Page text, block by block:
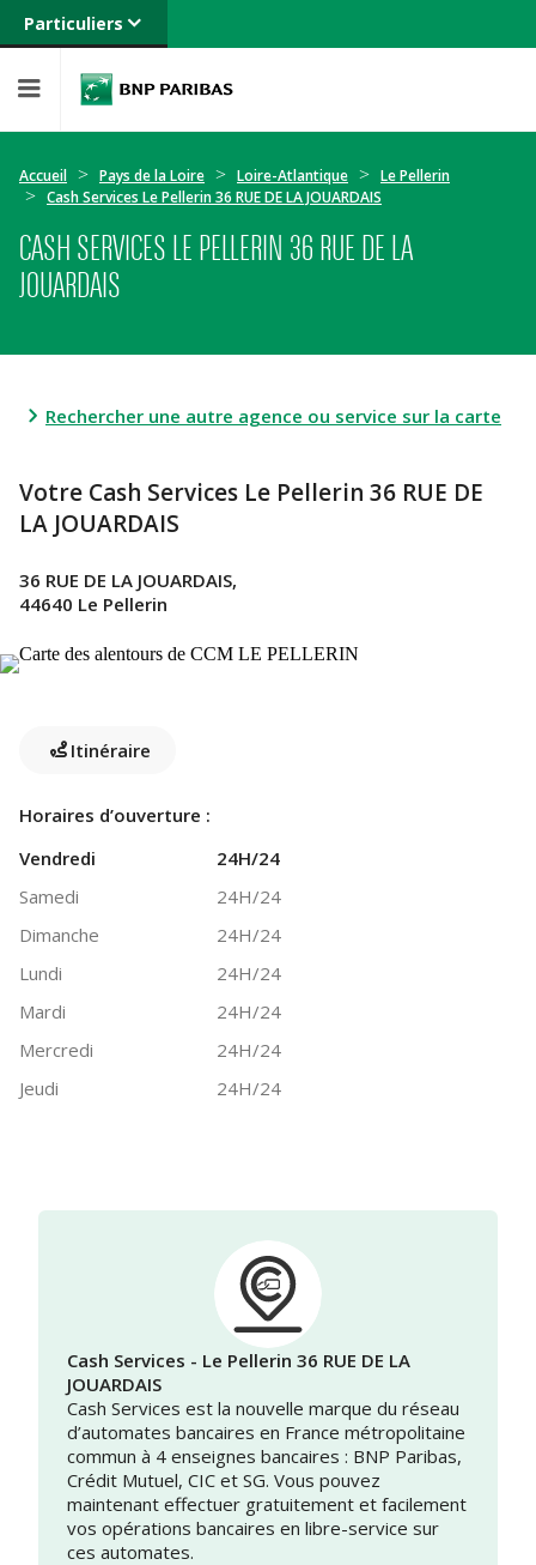
Particuliers
Banque privée
Entreprises
Accueil Pays de la Loire Loire-Atlantique
Le Pellerin
Cash Services Le Pellerin 36 RUE DE LA JOUARDAIS
CASH SERVICES LE PELLERIN 36 RUE DE LA
JOUARDAIS
Rechercher une autre agence ou service sur la carte
Votre Cash Services Le Pellerin 36 RUE DE
LA JOUARDAIS
36 RUE DE LA JOUARDAIS,
44640 Le Pellerin
Itinéraire
Horaires d’ouverture :
Vendredi
24H/24
Samedi
24H/24
Dimanche
24H/24
Lundi
24H/24
Mardi
24H/24
Mercredi
24H/24
Jeudi
24H/24
Cash Services - Le Pellerin 36 RUE DE LA
JOUARDAIS
Cash Services est la nouvelle marque du réseau
d’automates bancaires en France métropolitaine
commun à 4 enseignes bancaires : BNP Paribas,
Crédit Mutuel, CIC et SG. Vous pouvez
maintenant effectuer gratuitement et facilement
vos opérations bancaires en libre-service sur
ces automates.